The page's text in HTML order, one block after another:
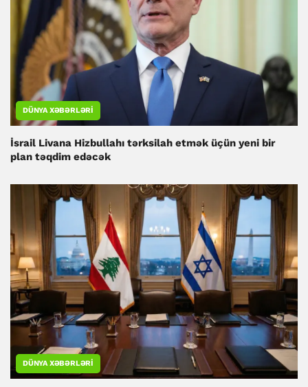
DÜNYA XƏBƏRLƏRI
İsrail Livana Hizbullahı tərksilah etmək üçün yeni bir
plan təqdim edəcək
DÜNYA XƏBƏRLƏRI